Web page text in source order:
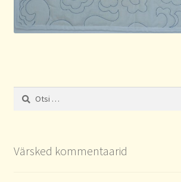
Otsi:
Värsked kommentaarid